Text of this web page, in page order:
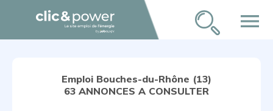
menu
Emploi Bouches-du-Rhône (13)
63 ANNONCES A CONSULTER